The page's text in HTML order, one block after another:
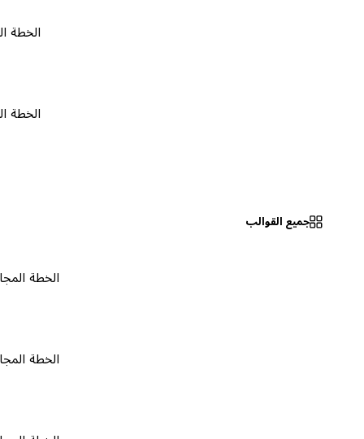
الخطة المجانية
الخطة المجانية
جميع القوالب
الخطة المجانية ٠
الخطة المجانية ٠